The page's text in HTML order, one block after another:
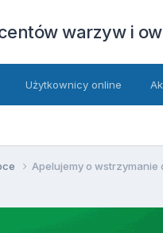
warzyw i
Użytkownicy online
Apelujemy o wstrzymanie